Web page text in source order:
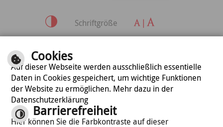
Schriftgröße
Datenschutzerklärung
optimiert für
mobile Endgeräte
Cookies
Auf dieser Webseite werden ausschließlich essentielle
Daten in Cookies gespeichert, um wichtige Funktionen
der Website zu ermöglichen. Mehr dazu in der
Datenschutzerklärung
Barrierefreiheit
Hier können Sie die Farbkontraste auf dieser